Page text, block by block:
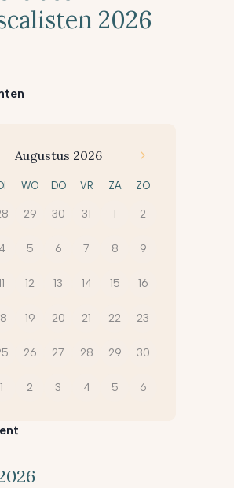
2026
Augustus 2026
WO DO VR ZA ZO
29 30 31 1 2
4 5 6 7 8 9
12 13 14 15 16
19 20 21 22 23
26 27 28 29 30
1 2 3 4 5 6